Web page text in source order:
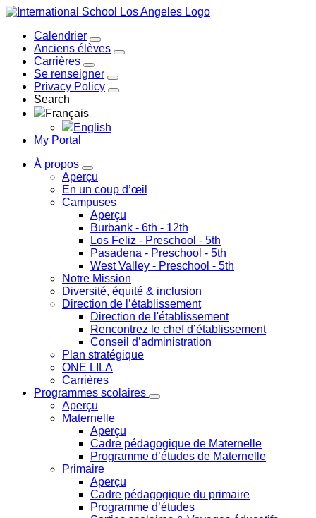
Calendrier
Anciens élèves
Carrières
Se renseigner
Privacy Policy
Search
Français
English
My Portal
À propos
Aperçu
En un coup d’œil
Campuses
Aperçu
Burbank - 6th - 12th
Los Feliz - Preschool - 5th
Pasadena - Preschool - 5th
West Valley - Preschool - 5th
Notre Mission
Diversité, équité & inclusion
Direction de l’établissement
Direction de l'établissement
Rencontrez le chef d’établissement
Conseil d’administration
Plan stratégique
ONE LILA
Carrières
Programmes scolaires
Aperçu
Maternelle
Aperçu
Cadre pédagogique de Maternelle
Programme d’études de Maternelle
Primaire
Aperçu
Cadre pédagogique du primaire
Programme d’études